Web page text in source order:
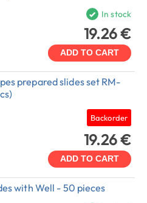
In stock
19.26 €
ADD TO CART
prepared slides set RM-
Backorder
19.26 €
ADD TO CART
with Well - 50 pieces